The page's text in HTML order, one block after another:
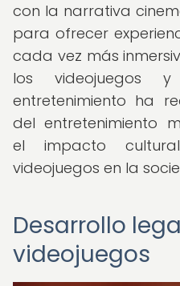
con la narrativa
para ofrecer
cada vez más
los videojuegos
entretenimiento ha
del entretenimiento
el impacto
videojuegos en la
Desarrollo
videojuegos